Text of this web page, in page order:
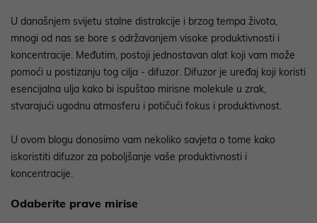
U današnjem svijetu stalne distrakcije i brzog tempa života,
mnogi od nas se bore s održavanjem visoke produktivnosti i
koncentracije. Međutim, postoji jednostavan alat koji vam može
pomoći u postizanju tog cilja - difuzor. Difuzor je uređaj koji koristi
esencijalna ulja kako bi ispuštao mirisne molekule u zrak,
stvarajući ugodnu atmosferu i potičući fokus i produktivnost.
U ovom blogu donosimo vam nekoliko savjeta o tome kako
iskoristiti difuzor za poboljšanje vaše produktivnosti i
koncentracije.
Odaberite prave mirise